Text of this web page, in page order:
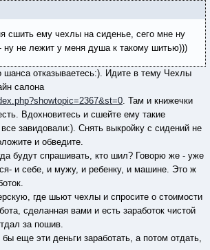
сшить ему чехлы на сиденье, сего мне ну
ну не лежит у меня душа к такому шитью)))
шанса отказываетесь:). Идите в тему Чехлы
салона
. Там и книжечки
Вдохновитесь и сшейте ему такие
завидовали:). Снять выкройку с сидений не
и обведите.
будут спрашивать, кто шил? Говорю же - уже
и себе, и мужу, и ребенку, и машине. Это ж
где шьют чехлы и спросите о стоимости
сделанная вами и есть заработок чистой
за пошив.
еще эти деньги заработать, а потом отдать,